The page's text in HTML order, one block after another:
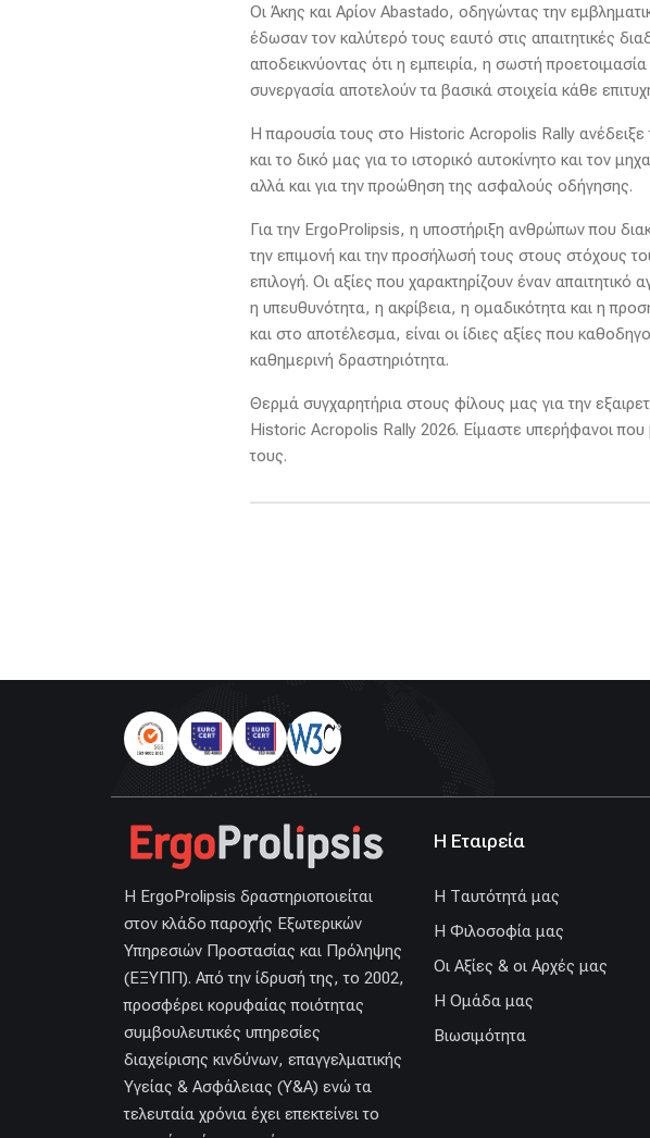
Οι Άκης και Αρίον Abastado, οδηγώντας την
έδωσαν τον καλύτερό τους εαυτό στις απαιτητικές
αποδεικνύοντας ότι η εμπειρία, η σωστή προετοιμασία
συνεργασία αποτελούν τα βασικά στοιχεία κάθε
Η παρουσία τους στο Historic Acropolis Rally
και το δικό μας για το ιστορικό αυτοκίνητο και τον
αλλά και για την προώθηση της ασφαλούς οδήγησης.
Για την ErgoProlipsis, η υποστήριξη ανθρώπων που
την επιμονή και την προσήλωσή τους στους στόχους
επιλογή. Οι αξίες που χαρακτηρίζουν έναν απαιτητικό
η υπευθυνότητα, η ακρίβεια, η ομαδικότητα και η
και στο αποτέλεσμα, είναι οι ίδιες αξίες που
καθημερινή δραστηριότητα.
Θερμά συγχαρητήρια στους φίλους μας για την
Historic Acropolis Rally 2026. Είμαστε υπερήφανοι
τους.
H ErgoProlipsis δραστηριοποιείται
στον κλάδο παροχής Εξωτερικών
Υπηρεσιών Προστασίας και Πρόληψης
(ΕΞΥΠΠ). Από την ίδρυσή της, το 2002,
προσφέρει κορυφαίας ποιότητας
συμβουλευτικές υπηρεσίες
διαχείρισης κινδύνων, επαγγελματικής
Υγείας & Ασφάλειας (Υ&Α) ενώ τα
τελευταία χρόνια έχει επεκτείνει το
Η Εταιρεία
H Ταυτότητά μας
Η Φιλοσοφία μας
Οι Αξίες & οι Αρχές μας
Η Ομάδα μας
Βιωσιμότητα